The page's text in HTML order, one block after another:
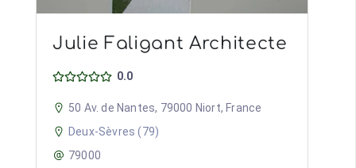
Julie Faligant Architecte
0.0
50 Av. de Nantes, 79000 Niort, France
Deux-Sèvres (79)
79000